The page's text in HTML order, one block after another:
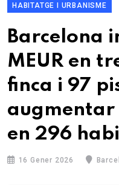
HABITATGE I URBANISME
Barcelona
MEUR en
finca i 97
augmentar
en 296
16 Gener 2026